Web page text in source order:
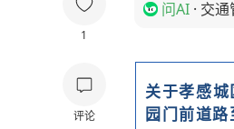
1
评论
问AI · 交通
关于孝感
园门前道